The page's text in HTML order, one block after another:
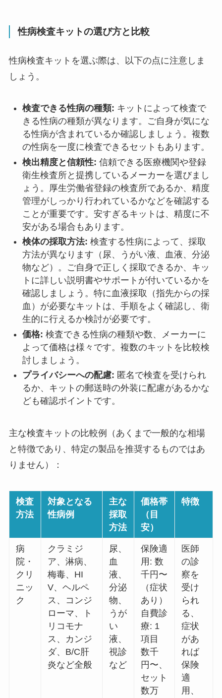
性病検査キットの選び方と比較
性病検査キットを選ぶ際は、以下の点に注意しま
しょう。
検査できる性病の種類: キットによって検査で
きる性病の種類が異なります。ご自身が気にな
る性病が含まれているか確認しましょう。複数
の性病を一度に検査できるセットもあります。
検出精度と信頼性: 信頼できる医療機関や登録
衛生検査所と提携しているメーカーを選びまし
ょう。厚生労働省登録の検査所であるか、精度
管理がしっかり行われているかなどを確認する
ことが重要です。安すぎるキットは、精度に不
安がある場合もあります。
検体の採取方法: 検査する性病によって、採取
方法が異なります（尿、うがい液、血液、分泌
物など）。ご自身で正しく採取できるか、キッ
トに詳しい説明書やサポートが付いているかを
確認しましょう。特に血液採取（指先からの採
血）が必要なキットは、手順をよく確認し、衛
生的に行えるか検討が必要です。
価格: 検査できる性病の種類や数、メーカーに
よって価格は様々です。複数のキットを比較検
討しましょう。
プライバシーへの配慮: 匿名で検査を受けられ
るか、キットの郵送時の外装に配慮があるかな
ども確認ポイントです。
主な検査キットの比較例（あくまで一般的な相場
と特徴であり、特定の製品を推奨するものではあ
りません）：
検査
方法
対象となる
性病例
主な
採取
方法
価格帯
（目
安）
特徴
病
院・
クリ
ニッ
ク
クラミジ
ア、淋病、
梅毒、HI
V、ヘルペ
ス、コンジ
ローマ、ト
リコモナ
ス、カンジ
ダ、B/C肝
炎など全般
尿、
血
液、
分泌
物、
うが
い
液、
視診
など
保険適
用: 数
千円〜
（症状
あり）
自費診
療: 1
項目
数千
円〜、
セット
数万
医師
の診
察を
受け
られ
る、
症状
があ
れば
保険
適
用、